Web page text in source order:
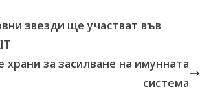
звезди ще участват във
храни за засилване на имунната
система